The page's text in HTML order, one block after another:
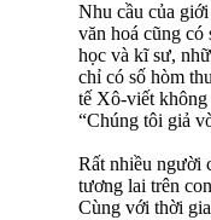
Nhu cầu của
văn hoá cũng
học và kĩ sư,
chỉ có số hòm
tế Xô-viết không
“Chúng tôi giả
Rất nhiều người
tương lai trên
Cùng với thời